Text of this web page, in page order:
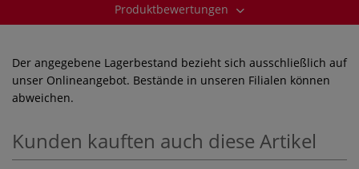
Produktbewertungen
Der angegebene Lagerbestand bezieht sich ausschließlich auf
unser Onlineangebot. Bestände in unseren Filialen können
abweichen.
Kunden kauften auch diese Artikel